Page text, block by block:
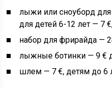
лыжи или сноуборд
для детей 6-12 лет — 7
набор для фрирайда —
лыжные ботинки — 9 €
шлем — 7 €, детям до 6